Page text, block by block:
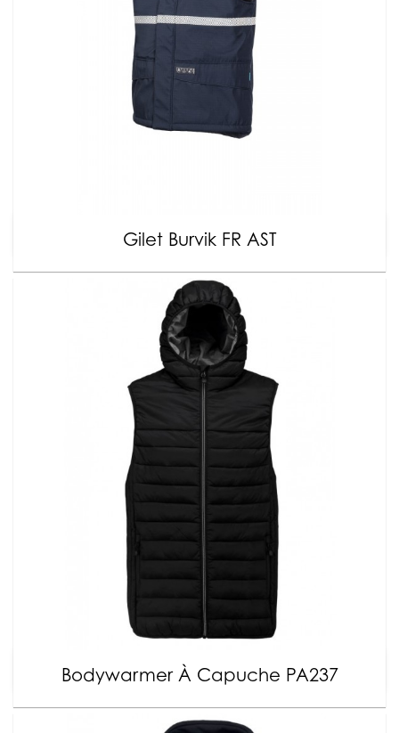
Gilet Burvik FR AST
Bodywarmer À Capuche PA237